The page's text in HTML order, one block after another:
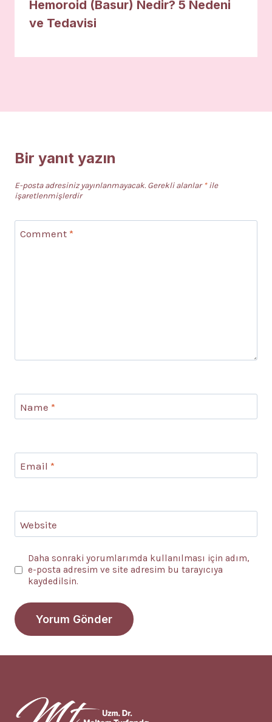
Hemoroid (Basur) Nedir? 5 Nedeni
ve Tedavisi
Bir yanıt yazın
E-posta adresiniz yayınlanmayacak. Gerekli alanlar *ile
işaretlenmişlerdir
Comment *
Name *
Email *
Website
Daha sonraki yorumlarımda kullanılması için adım,
e-posta adresim ve site adresim bu tarayıcıya
kaydedilsin.